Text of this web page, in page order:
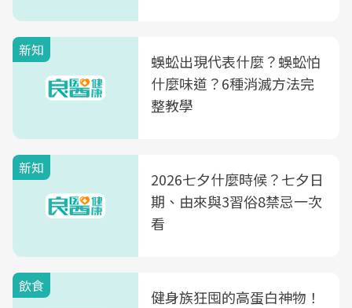
新知
蜈蚣出現代表什麼？蜈蚣怕
什麼味道？6種消滅方法完
整教學
新知
2026七夕什麼時候？七夕日
期、由來與3習俗8禁忌一次
看
飲食
健身族狂囤的高蛋白神物！